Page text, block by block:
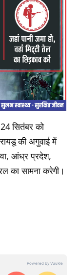
सितंबर को
की अगुवाई में
आंध्र प्रदेश,
का सामना करेगी।